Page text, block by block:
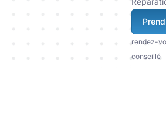
rendez-
conseillé